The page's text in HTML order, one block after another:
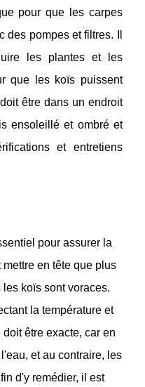
pour que les carpes
pompes et filtres. Il
les plantes et les
que les koïs puissent
être dans un endroit
ensoleillé et ombré et
et entretiens
pour assurer la
en tête que plus
les koïs sont voraces.
la température et
être exacte, car en
et au contraire, les
d'y remédier, il est